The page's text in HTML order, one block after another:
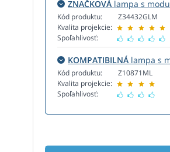
ZNAČKOVÁ lampa s
Kód produktu:
Kvalita projekcie:
Spoľahlivosť:
Z34432GLM
KOMPATIBILNÁ lampa s
Kód produktu:
Kvalita projekcie:
Spoľahlivosť:
Z10871ML